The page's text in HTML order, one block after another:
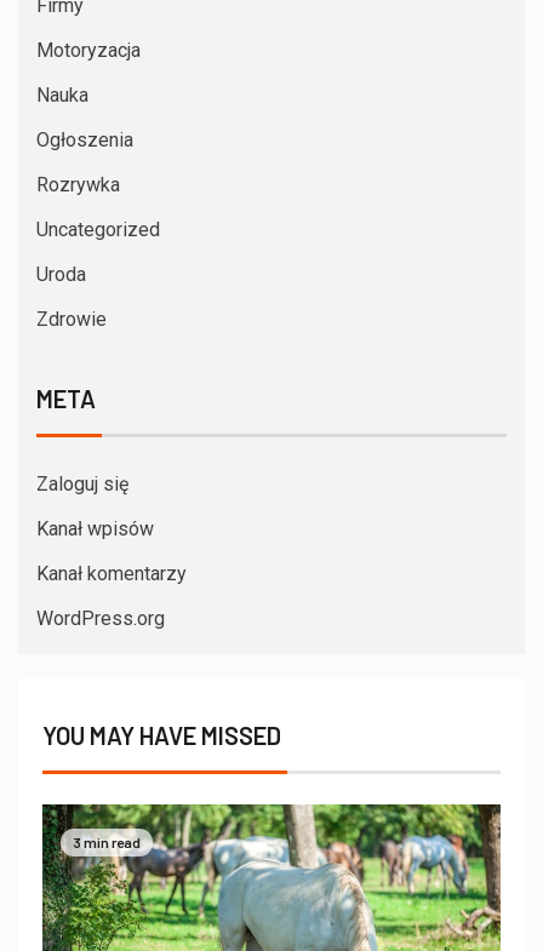
Firmy
Motoryzacja
Nauka
Ogłoszenia
Rozrywka
Uncategorized
Uroda
Zdrowie
META
Zaloguj się
Kanał wpisów
Kanał komentarzy
WordPress.org
YOU MAY HAVE MISSED
3 min read